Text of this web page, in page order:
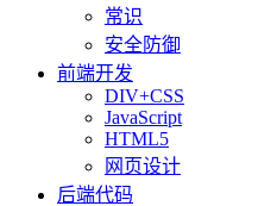
常识
安全防御
前端开发
DIV+CSS
JavaScript
HTML5
网页设计
后端代码